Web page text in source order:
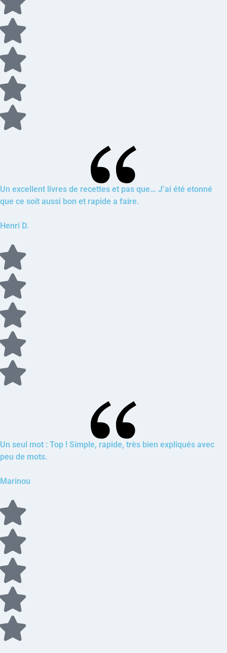
Un excellent livres de recettes et pas que… J’ai été etonné
que ce soit aussi bon et rapide a faire.
Henri D.
Un seul mot : Top ! Simple, rapide, très bien expliqués avec
peu de mots.
Marinou